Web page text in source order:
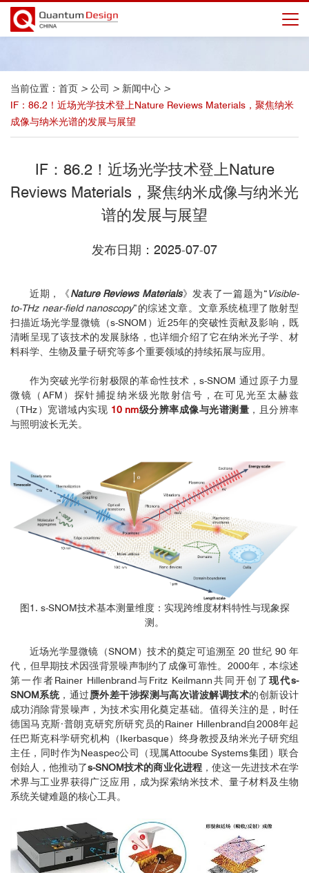
当前位置： 首页 > 公司 > 新闻中心 >
IF：86.2！近场光学技术登上Nature Reviews Materials，聚焦纳米
成像与纳米光谱的发展与展望
IF：86.2！近场光学技术登上Nature
Reviews Materials，聚焦纳米成像与纳米光
谱的发展与展望
发布日期：2025-07-07
近期，《Nature Reviews Materials》发表了一篇题为“Visible-
to-THz near-field nanoscopy”的综述文章。文章系统梳理了散射型
扫描近场光学显微镜（s-SNOM）近25年的突破性贡献及影响，既
清晰呈现了该技术的发展脉络，也详细介绍了它在纳米光子学、材
料科学、生物及量子研究等多个重要领域的持续拓展与应用。
作为突破光学衍射极限的革命性技术，s-SNOM 通过原子力显
微镜（AFM）探针捕捉纳米级光散射信号，在可见光至太赫兹
（THz）宽谱域内实现 10 nm级分辨率成像与光谱测量 ，且分辨率
与照明波长无关。
图1. s-SNOM技术基本测量维度：实现跨维度材料特性与现象探
测。
近场光学显微镜（SNOM）技术的奠定可追溯至 20 世纪 90 年
代，但早期技术因强背景噪声制约了成像可靠性。2000年，本综述
第一作者Rainer Hillenbrand与Fritz Keilmann共同开创了 现代s-
SNOM系统，通过赝外差干涉探测与高次谐波解调技术的创新设计
成功消除背景噪声，为技术实用化奠定基础。值得关注的是，时任
德国马克斯·普朗克研究所研究员的Rainer Hillenbrand自2008年起
任巴斯克科学研究机构（Ikerbasque）终身教授及纳米光子研究组
主任，同时作为Neaspec公司（现属Attocube Systems集团）联合
创始人，他推动了s-SNOM技术的商业化进程，使这一先进技术在学
术界与工业界获得广泛应用，成为探索纳米技术、量子材料及生物
系统关键难题的核心工具。